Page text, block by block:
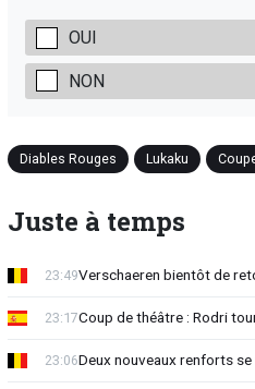
OUI
NON
Diables Rouges Lukaku
Juste à temps
Verschaeren bientôt de
23:49
Coup de théâtre : Rodri
23:17
Deux nouveaux renforts
23:06